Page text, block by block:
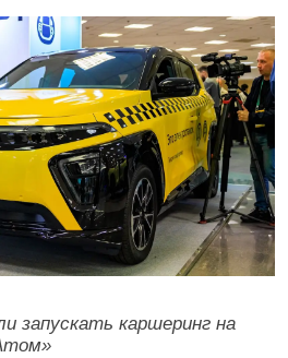
запускать каршеринг на